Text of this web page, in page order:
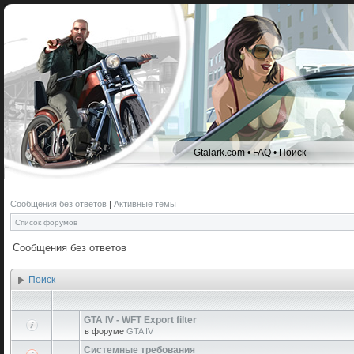
Gtalark.com •FAQ•Поиск
Сообщения без ответов | Активные темы
Список форумов
Сообщения без ответов
Поиск
GTA IV - WFT Export filter
в форуме GTA IV
Системные требования